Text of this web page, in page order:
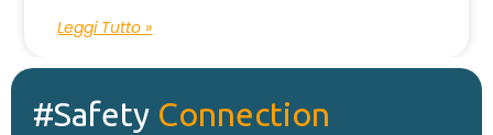
Leggi Tutto »
#Safety Connection